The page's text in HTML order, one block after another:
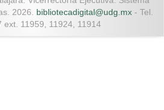
2026. bibliotecadigital@udg.mx - Tel.
ext. 11959, 11924, 11914